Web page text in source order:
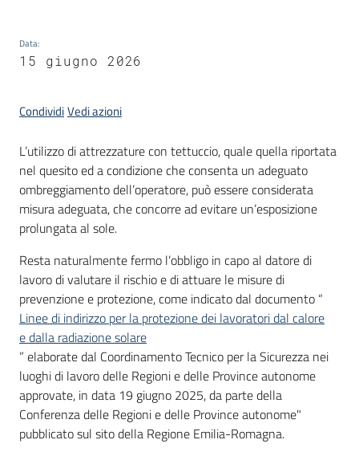
Data:
15 giugno 2026
CondividiVedi azioni
L’utilizzo di attrezzature con tettuccio, quale quella riportata
nel quesito ed a condizione che consenta un adeguato
ombreggiamento dell’operatore, può essere considerata
misura adeguata, che concorre ad evitare un’esposizione
prolungata al sole.
Resta naturalmente fermo l’obbligo in capo al datore di
lavoro di valutare il rischio e di attuare le misure di
prevenzione e protezione, come indicato dal documento “
Linee di indirizzo per la protezione dei lavoratori dal calore
e dalla radiazione solare
” elaborate dal Coordinamento Tecnico per la Sicurezza nei
luoghi di lavoro delle Regioni e delle Province autonome
approvate, in data 19 giugno 2025, da parte della
Conferenza delle Regioni e delle Province autonome"
pubblicato sul sito della Regione Emilia-Romagna.